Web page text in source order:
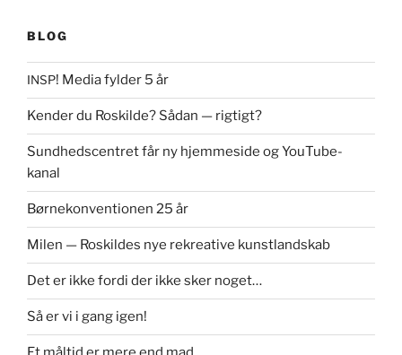
BLOG
INSP! Media fylder 5 år
Kender du Roskilde? Sådan — rigtigt?
Sundhedscentret får ny hjemmeside og YouTube-
kanal
Børnekonventionen 25 år
Milen — Roskildes nye rekreative kunstlandskab
Det er ikke fordi der ikke sker noget…
Så er vi i gang igen!